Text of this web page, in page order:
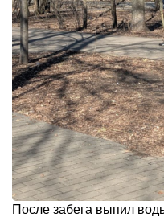
После забега выпил